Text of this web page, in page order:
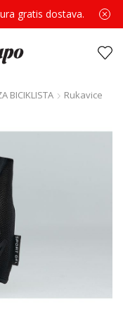
gratis dostava.
BICIKLISTA Rukavice